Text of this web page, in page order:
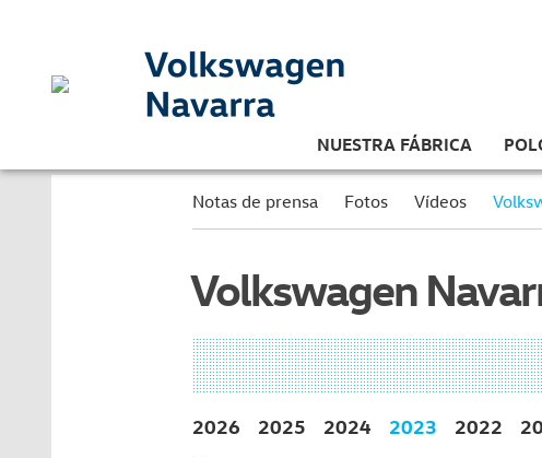
NUESTRA FÁBRICA
Notas de prensa Fotos Vídeos
Volkswagen
2026 2025 2024 2023 2022